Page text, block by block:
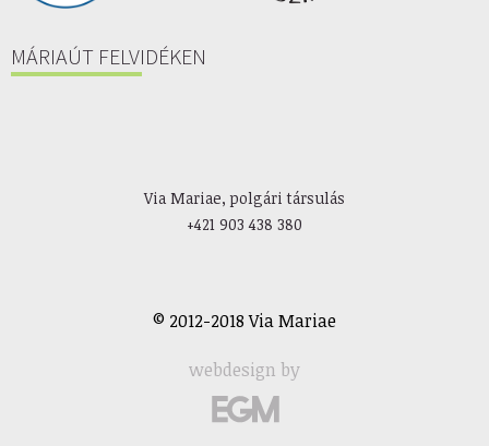
MÁRIAÚT FELVIDÉKEN
Via Mariae, polgári társulás
+421 903 438 380
© 2012-2018 Via Mariae
webdesign by